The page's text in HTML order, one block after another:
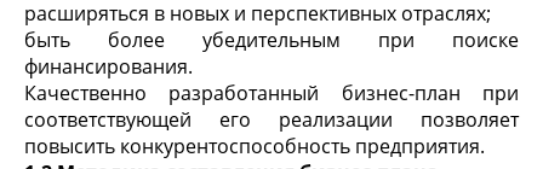
расширяться в новых и перспективных отраслях;
быть более убедительным при поиске
финансирования.
Качественно разработанный бизнес-план при
соответствующей его реализации позволяет
повысить конкурентоспособность предприятия.